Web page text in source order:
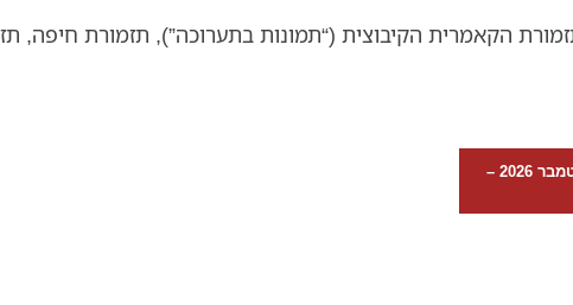
הקאמרית הקיבוצית (“תמונות בתערוכה”), תזמורת חיפה,
לנסיעה לפסטיבל הביביסי פרומס בלונדון עם אירנה פרידלנד – ספטמבר 2026 –